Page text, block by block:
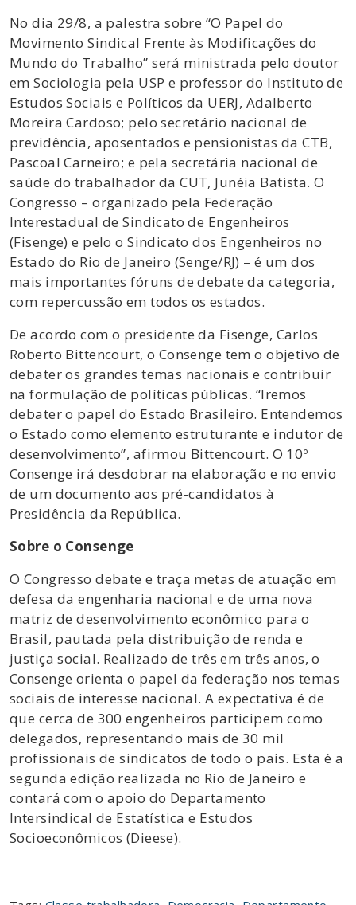
No dia 29/8, a palestra sobre “O Papel do
Movimento Sindical Frente às Modificações do
Mundo do Trabalho” será ministrada pelo doutor
em Sociologia pela USP e professor do Instituto de
Estudos Sociais e Políticos da UERJ, Adalberto
Moreira Cardoso; pelo secretário nacional de
previdência, aposentados e pensionistas da CTB,
Pascoal Carneiro; e pela secretária nacional de
saúde do trabalhador da CUT, Junéia Batista. O
Congresso – organizado pela Federação
Interestadual de Sindicato de Engenheiros
(Fisenge) e pelo o Sindicato dos Engenheiros no
Estado do Rio de Janeiro (Senge/RJ) – é um dos
mais importantes fóruns de debate da categoria,
com repercussão em todos os estados.
De acordo com o presidente da Fisenge, Carlos
Roberto Bittencourt, o Consenge tem o objetivo de
debater os grandes temas nacionais e contribuir
na formulação de políticas públicas. “Iremos
debater o papel do Estado Brasileiro. Entendemos
o Estado como elemento estruturante e indutor de
desenvolvimento”, afirmou Bittencourt. O 10º
Consenge irá desdobrar na elaboração e no envio
de um documento aos pré-candidatos à
Presidência da República.
Sobre o Consenge
O Congresso debate e traça metas de atuação em
defesa da engenharia nacional e de uma nova
matriz de desenvolvimento econômico para o
Brasil, pautada pela distribuição de renda e
justiça social. Realizado de três em três anos, o
Consenge orienta o papel da federação nos temas
sociais de interesse nacional. A expectativa é de
que cerca de 300 engenheiros participem como
delegados, representando mais de 30 mil
profissionais de sindicatos de todo o país. Esta é a
segunda edição realizada no Rio de Janeiro e
contará com o apoio do Departamento
Intersindical de Estatística e Estudos
Socioeconômicos (Dieese).